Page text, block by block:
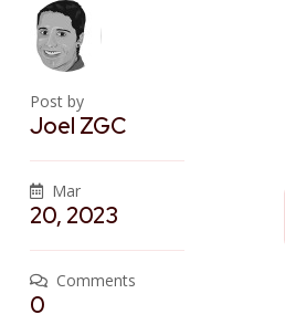
Post by
Joel ZGC
Mar
20, 2023
Comments
0